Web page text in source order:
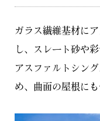
ガラス繊維基材に
し、スレート砂や
アスファルトシン
め、曲面の屋根に